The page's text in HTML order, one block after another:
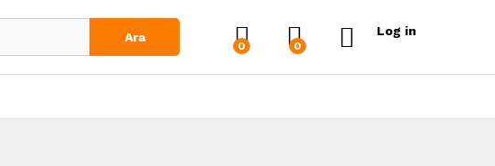
Ara
0 0
Log in